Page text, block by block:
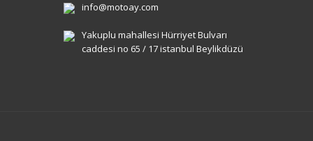
info@motoay.com
Yakuplu mahallesi Hürriyet Bulvarı
caddesi no 65 / 17 istanbul Beylikdüzü